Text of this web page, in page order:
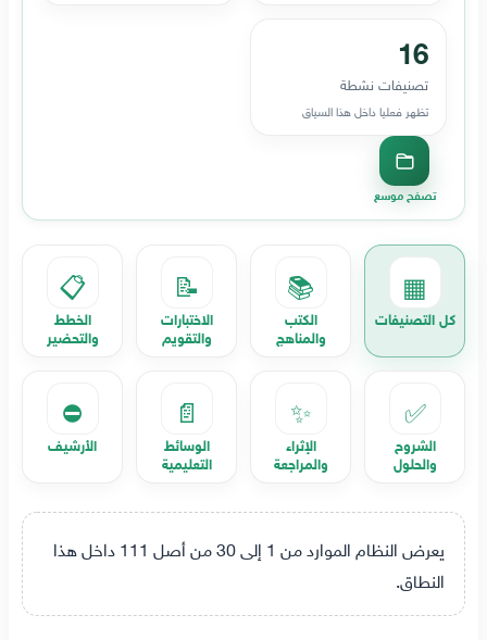
16
تصنيفات نشطة
تظهر فعليا داخل هذا السياق
تصفح موسع
▦
كل التصنيفات
📚
الكتب
والمناهج
📝
الاختبارات
والتقويم
📋
الخطط
والتحضير
✅
الشروح
والحلول
✨
الإثراء
والمراجعة
📄
الوسائط
التعليمية
⛔
الأرشيف
يعرض النظام الموارد من 1 إلى 30 من أصل 111 داخل هذا
النطاق.